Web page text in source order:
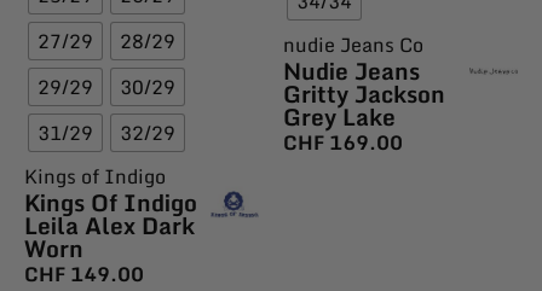
27/29
28/29
29/29
30/29
31/29
32/29
Kings of Indigo
Kings Of Indigo
Leila Alex Dark
Worn
CHF149.00
nudie Jeans Co
Nudie Jeans
Gritty Jackson
Grey Lake
CHF169.00